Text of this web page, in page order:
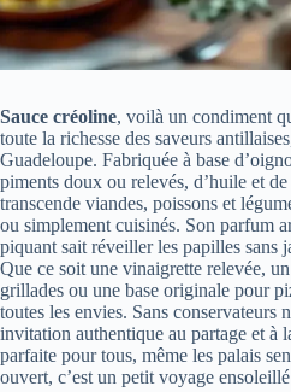
Sauce créoline, voilà un condiment
toute la richesse des saveurs
Guadeloupe. Fabriquée à base
piments doux ou relevés, d’huile et
transcende viandes, poissons et
ou simplement cuisinés. Son parfum
piquant sait réveiller les papilles sans
Que ce soit une vinaigrette relevée,
grillades ou une base originale pour
toutes les envies. Sans conservateurs
invitation authentique au partage et à
parfaite pour tous, même les palais
ouvert, c’est un petit voyage